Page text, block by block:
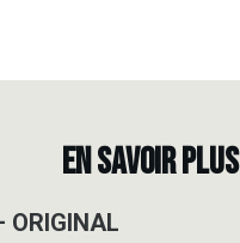
EN SAVOIR PLUS